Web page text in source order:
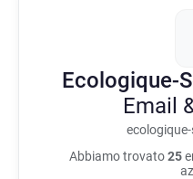
Ecologique-
Email
Abbiamo trovato25